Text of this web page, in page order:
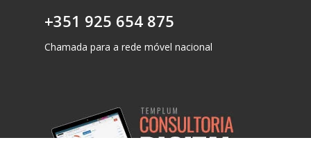
+351 925 654 875
Chamada para a rede móvel nacional